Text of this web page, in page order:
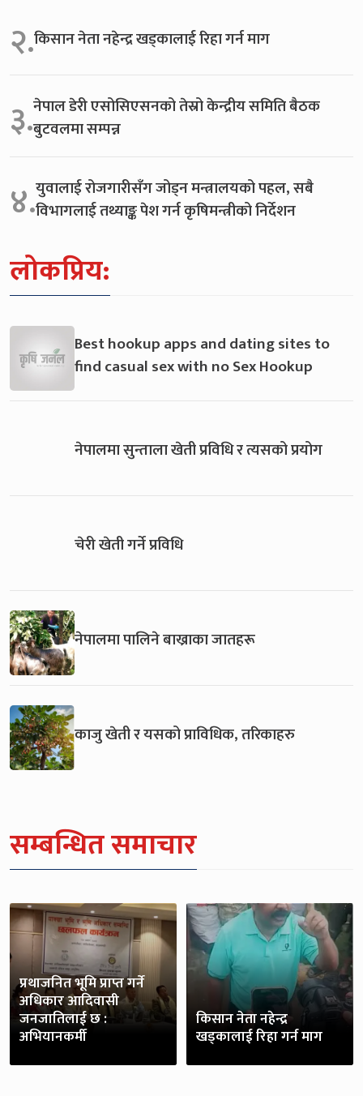
२.किसान नेता नहेन्द्र खड्कालाई रिहा गर्न माग
३.नेपाल डेरी एसोसिएसनको तेस्रो केन्द्रीय समिति बैठक
बुटवलमा सम्पन्न
४.युवालाई रोजगारीसँग जोड्न मन्त्रालयको पहल, सबै
विभागलाई तथ्याङ्क पेश गर्न कृषिमन्त्रीको निर्देशन
लोकप्रिय:
Best hookup apps and dating sites to
find casual sex with no Sex Hookup
नेपालमा सुन्ताला खेती प्रविधि र त्यसको प्रयोग
चेरी खेती गर्ने प्रविधि
नेपालमा पालिने बाख्राका जातहरू
काजु खेती र यसको प्राविधिक, तरिकाहरु
सम्बन्धित समाचार
प्रथाजनित भूमि प्राप्त गर्ने
अधिकार आदिवासी
जनजातिलाई छ :
अभियानकर्मी
किसान नेता नहेन्द्र
खड्कालाई रिहा गर्न माग